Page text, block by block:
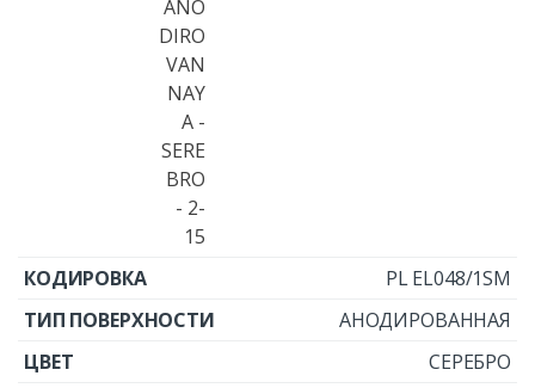
PL EL048/1SM
АНОДИРОВАННАЯ
СЕРЕБРО